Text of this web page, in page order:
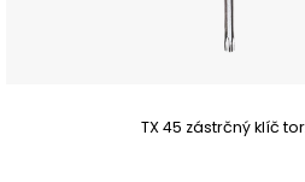
TX 45 zástrčný klíč